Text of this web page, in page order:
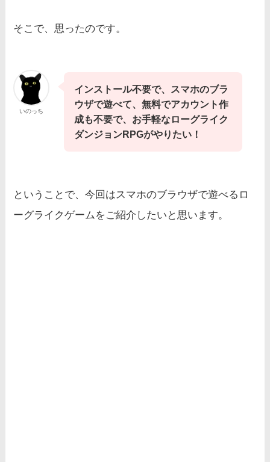
そこで、思ったのです。
いのっち
インストール不要で、スマホのブラ
ウザで遊べて、無料でアカウント作
成も不要で、お手軽なローグライク
ダンジョンRPGがやりたい！
ということで、今回はスマホのブラウザで遊べるロ
ーグライクゲームをご紹介したいと思います。